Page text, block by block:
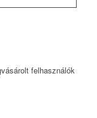
felhasználók